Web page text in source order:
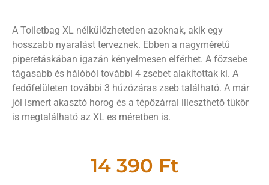
A Toiletbag XL nélkülözhetetlen azoknak, akik egy
hosszabb nyaralást terveznek. Ebben a nagyméretû
piperetáskában igazán kényelmesen elférhet. A főzsebe
tágasabb és hálóból további 4 zsebet alakítottak ki. A
fedőfelületen további 3 húzózáras zseb található. A már
jól ismert akasztó horog és a tépőzárral illeszthető tükör
is megtalálható az XL es méretben is.
14 390 Ft